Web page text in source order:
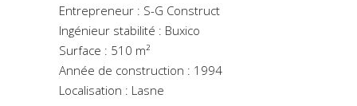
Entrepreneur : S-G Construct
Ingénieur stabilité : Buxico
Surface : 510 m²
Année de construction : 1994
Localisation : Lasne